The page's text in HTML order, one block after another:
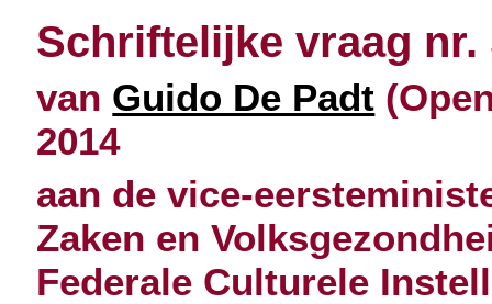
Schriftelijke vraag nr.
van Guido De Padt
2014
aan de vice-
Zaken en
Federale Culturele